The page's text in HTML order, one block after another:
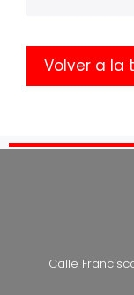
Volver a la
Calle